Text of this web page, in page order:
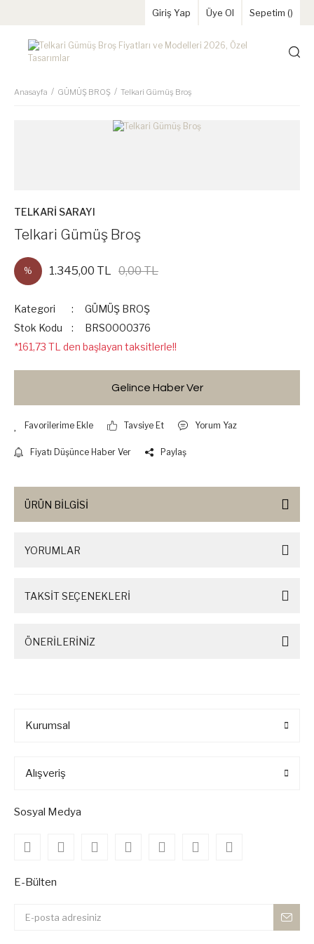
Giriş Yap Üye Ol Sepetim ()
Anasayfa GÜMÜŞ BROŞ Telkari Gümüş Broş
TELKARİ SARAYI
Telkari Gümüş Broş
% 1.345,00 TL 0,00 TL
Kategori
GÜMÜŞ BROŞ
Stok Kodu
BRS0000376
*161,73 TL den başlayan taksitlerle!!
Gelince Haber Ver
Tavsiye Et Yorum Yaz
Fiyatı Düşünce Haber Ver Paylaş
ÜRÜN BİLGİSİ
YORUMLAR
TAKSİT SEÇENEKLERİ
ÖNERİLERİNİZ
Kurumsal
Alışveriş
Sosyal Medya
E-Bülten